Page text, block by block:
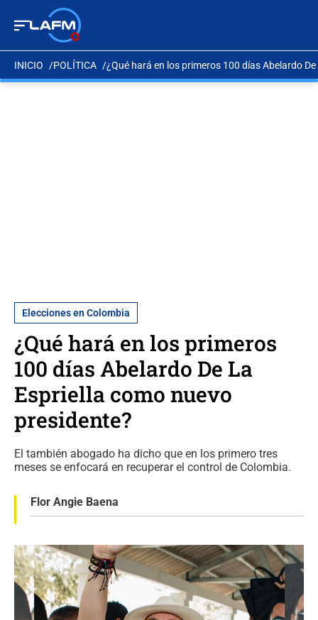
INICIO POLÍTICA ¿Qué hará en los primeros 100 días Abelardo
Elecciones en Colombia
¿Qué hará en los primeros
100 días Abelardo De La
Espriella como nuevo
presidente?
El también abogado ha dicho que en los primero tres
meses se enfocará en recuperar el control de Colombia.
Flor Angie Baena